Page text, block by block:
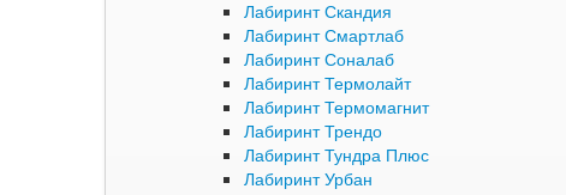
Лабиринт Скандия
Лабиринт Смартлаб
Лабиринт Соналаб
Лабиринт Термолайт
Лабиринт Термомагнит
Лабиринт Трендо
Лабиринт Тундра Плюс
Лабиринт Урбан